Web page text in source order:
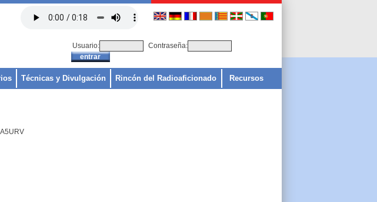
Usuario: Contraseña:
Técnicas y Divulgación Rincón del Radioaficionado Recursos